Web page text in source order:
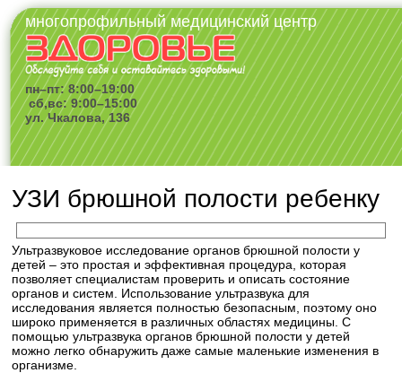
многопрофильный медицинский центр
пн–пт: 8:00–19:00
сб,вс: 9:00–15:00
ул. Чкалова, 136
УЗИ брюшной полости ребенку
Ультразвуковое исследование органов брюшной полости у
детей – это простая и эффективная процедура, которая
позволяет специалистам проверить и описать состояние
органов и систем. Использование ультразвука для
исследования является полностью безопасным, поэтому оно
широко применяется в различных областях медицины. С
помощью ультразвука органов брюшной полости у детей
можно легко обнаружить даже самые маленькие изменения в
организме.